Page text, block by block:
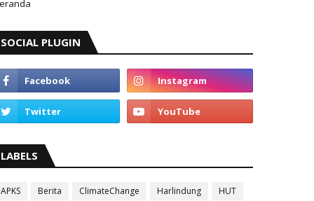
SOCIAL PLUGIN
LABELS
APKS Berita ClimateChange Harlindung
HUT